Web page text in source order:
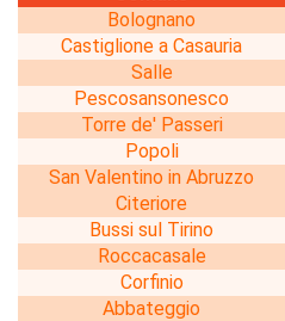
Bolognano
Castiglione a Casauria
Salle
Pescosansonesco
Torre de' Passeri
Popoli
San Valentino in Abruzzo
Citeriore
Bussi sul Tirino
Roccacasale
Corfinio
Abbateggio